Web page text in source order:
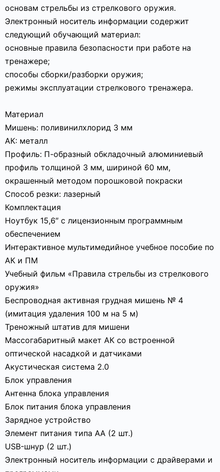
основам стрельбы из стрелкового оружия.
Электронный носитель информации содержит
следующий обучающий материал:
основные правила безопасности при работе на
тренажере;
способы сборки/разборки оружия;
режимы эксплуатации стрелкового тренажера.
Материал
Мишень: поливинилхлорид 3 мм
АК: металл
Профиль: П-образный обкладочный алюминиевый
профиль толщиной 3 мм, шириной 60 мм,
окрашенный методом порошковой покраски
Способ резки: лазерный
Комплектация
Ноутбук 15,6″ с лицензионным программным
обеспечением
Интерактивное мультимедийное учебное пособие по
АК и ПМ
Учебный фильм «Правила стрельбы из стрелкового
оружия»
Беспроводная активная грудная мишень № 4
(имитация удаления 100 м на 5 м)
Треножный штатив для мишени
Массогабаритный макет АК со встроенной
оптической насадкой и датчиками
Акустическая система 2.0
Блок управления
Антенна блока управления
Блок питания блока управления
Зарядное устройство
Элемент питания типа АА (2 шт.)
USB-шнур (2 шт.)
Электронный носитель информации с драйверами и